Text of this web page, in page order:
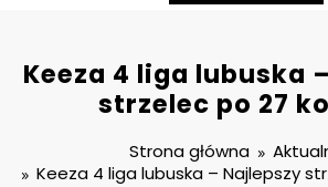
Keeza 4 liga lubuska
strzelec po 27
Strona główna
Keeza 4 liga lubuska – Najlepszy